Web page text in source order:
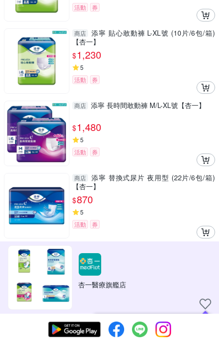
活動
券
商店
添寧 貼心敢動褲 L-XL號 (10片/6包/箱)
【杏一】
$1,230
5
活動
券
商店 添寧 長時間敢動褲 M/L-XL號【杏一】
$1,480
5
活動
券
商店
添寧 替換式尿片 夜用型 (22片/6包/箱)
【杏一】
$870
5
活動
券
杏一醫療旗艦店
現在可以追蹤你喜愛的商店！